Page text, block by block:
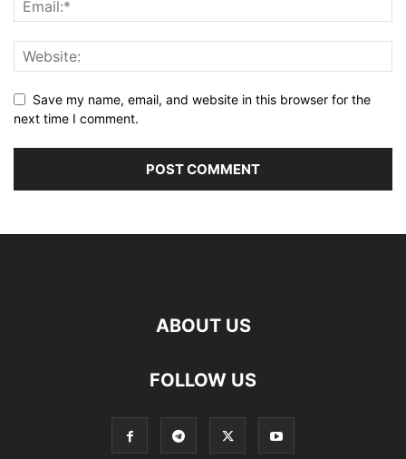
Save my name, email, and website in this browser for the
next time I comment.
ABOUT US
FOLLOW US